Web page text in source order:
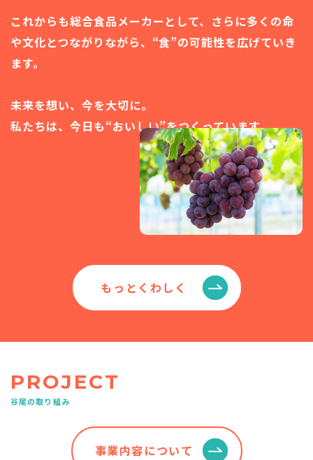
これからも総合食品メーカーとして、さらに多くの命
や文化とつながりながら、 “食”の可能性を広げていき
ます。
未来を想い、今を大切に。
私たちは、今日も“おいしい”をつくっています。
もっとくわしく
PROJECT
谷尾の取り組み
事業内容について